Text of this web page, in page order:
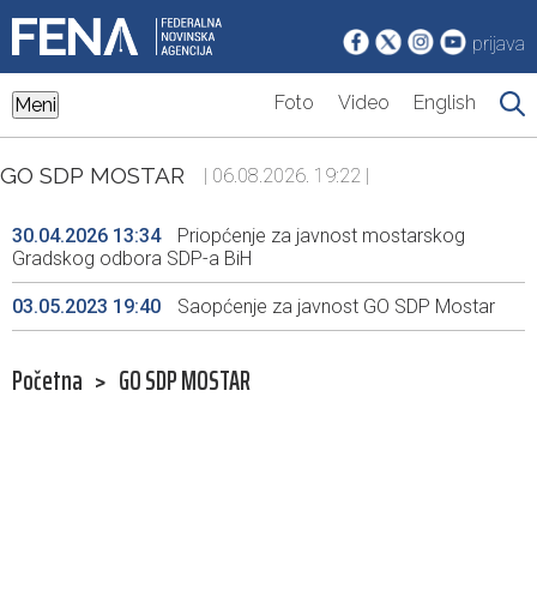
prijava
Meni Foto Video English
GO SDP MOSTAR | 06.08.2026. 19:22 |
30.04.2026 13:34
Priopćenje za javnost mostarskog
Gradskog odbora SDP-a BiH
03.05.2023 19:40 Saopćenje za javnost GO SDP Mostar
Početna > GO SDP MOSTAR